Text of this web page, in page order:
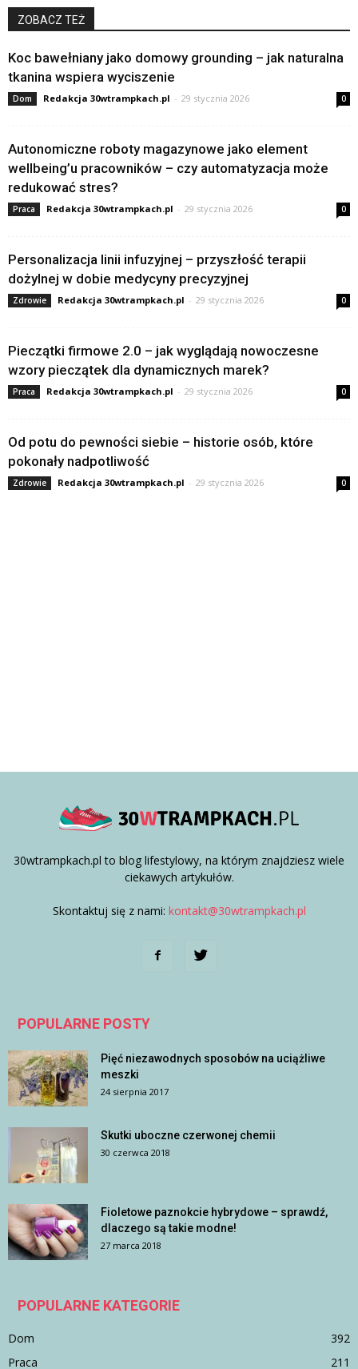
ZOBACZ TEŻ
Koc bawełniany jako domowy grounding – jak naturalna
tkanina wspiera wyciszenie
Dom Redakcja 30wtrampkach.pl - 29 stycznia 2026 0
Autonomiczne roboty magazynowe jako element
wellbeing’u pracowników – czy automatyzacja może
redukować stres?
Praca Redakcja 30wtrampkach.pl - 29 stycznia 2026 0
Personalizacja linii infuzyjnej – przyszłość terapii
dożylnej w dobie medycyny precyzyjnej
Zdrowie Redakcja 30wtrampkach.pl - 29 stycznia 2026 0
Pieczątki firmowe 2.0 – jak wyglądają nowoczesne
wzory pieczątek dla dynamicznych marek?
Praca Redakcja 30wtrampkach.pl - 29 stycznia 2026 0
Od potu do pewności siebie – historie osób, które
pokonały nadpotliwość
Zdrowie Redakcja 30wtrampkach.pl - 29 stycznia 2026 0
30wtrampkach.pl to blog lifestylowy, na którym znajdziesz wiele
ciekawych artykułów.
Skontaktuj się z nami: kontakt@30wtrampkach.pl
POPULARNE POSTY
Pięć niezawodnych sposobów na uciążliwe
meszki
24 sierpnia 2017
Skutki uboczne czerwonej chemii
30 czerwca 2018
Fioletowe paznokcie hybrydowe – sprawdź,
dlaczego są takie modne!
27 marca 2018
POPULARNE KATEGORIE
Dom
392
Praca
211